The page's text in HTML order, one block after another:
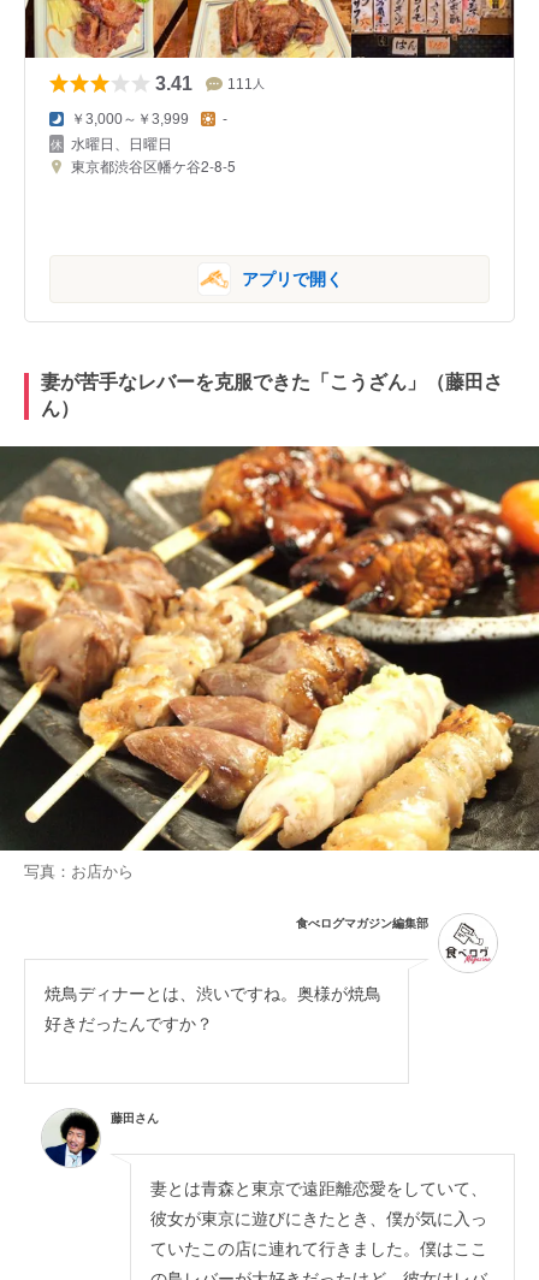
3.41 111 人
￥3,000～￥3,999 -
水曜日、日曜日
東京都渋谷区幡ケ谷2-8-5
アプリで開く
妻が苦手なレバーを克服できた「こうざん」（藤田さ
ん）
写真：お店から
食べログマガジン編集部
焼鳥ディナーとは、渋いですね。奥様が焼鳥
好きだったんですか？
藤田さん
妻とは青森と東京で遠距離恋愛をしていて、
彼女が東京に遊びにきたとき、僕が気に入っ
ていたこの店に連れて行きました。僕はここ